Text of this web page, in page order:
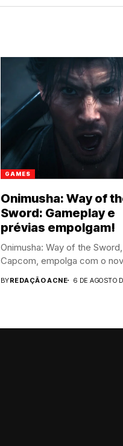
GAMES
Onimusha: Way of
Sword: Gameplay e
prévias empolgam!
Onimusha: Way of the
Capcom, empolga com o
BYREDAÇÃO ACNE 6 DE AGOSTO